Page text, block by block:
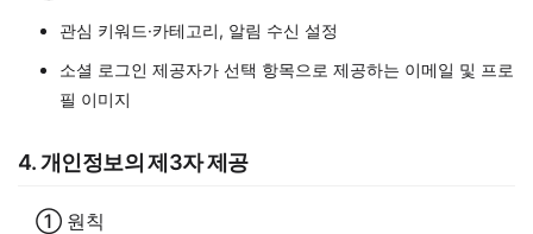
관심 키워드·카테고리, 알림 수신 설정
소셜 로그인 제공자가 선택 항목으로 제공하는 이메일 및 프로
필 이미지
4. 개인정보의 제3자 제공
① 원칙